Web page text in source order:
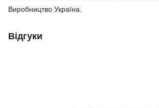
Виробництво Україна.
Відгуки